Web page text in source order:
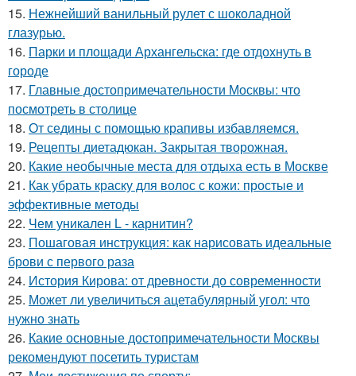
15. Нежнейший ванильный рулет с шоколадной
глазурью.
16. Парки и площади Архангельска: где отдохнуть в
городе
17. Главные достопримечательности Москвы: что
посмотреть в столице
18. От седины с помощью крапивы избавляемся.
19. Рецепты диетадюкан. Закрытая творожная.
20. Какие необычные места для отдыха есть в Москве
21. Как убрать краску для волос с кожи: простые и
эффективные методы
22. Чем уникален L - карнитин?
23. Пошаговая инструкция: как нарисовать идеальные
брови с первого раза
24. История Кирова: от древности до современности
25. Может ли увеличиться ацетабулярный угол: что
нужно знать
26. Какие основные достопримечательности Москвы
рекомендуют посетить туристам